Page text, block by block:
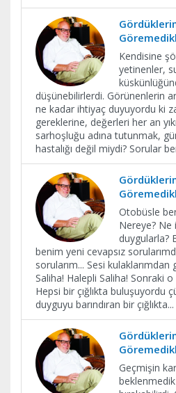
Kendisine
yetinenler,
düşünebilirlerdi. Görünenlerin
ne kadar ihtiyaç duyuyordu ki
gereklerine, değerleri her an
sarhoşluğu adına tutunmak,
hastalığı değil miydi? Sorular
Otobüsle
Nereye? Ne
duygularla?
benim yeni cevapsız
sorularım... Sesi
Saliha! Halepli Saliha! Sonraki
Hepsi bir çığlıkta buluşuyordu
duyguyu barındıran bir
Geçmişin
beklenmedik